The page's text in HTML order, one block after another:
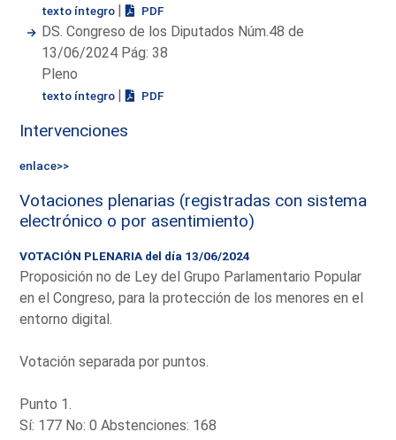
texto íntegro | PDF
DS. Congreso de los Diputados Núm.48 de
13/06/2024 Pág: 38
Pleno
texto íntegro | PDF
Intervenciones
enlace>>
Votaciones plenarias (registradas con sistema
electrónico o por asentimiento)
VOTACIÓN PLENARIA del día 13/06/2024
Proposición no de Ley del Grupo Parlamentario Popular
en el Congreso, para la protección de los menores en el
entorno digital.
Votación separada por puntos.
Punto 1.
Sí: 177 No: 0 Abstenciones: 168